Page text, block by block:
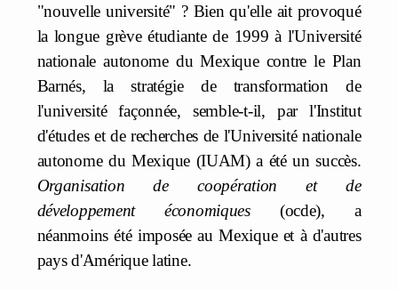
"nouvelle université" ? Bien qu'elle ait provoqué
la longue grève étudiante de 1999 à l'Université
nationale autonome du Mexique contre le Plan
Barnés, la stratégie de transformation de
l'université façonnée, semble-t-il, par l'Institut
d'études et de recherches de l'Université nationale
autonome du Mexique (IUAM) a été un succès.
Organisation de coopération et de
développement économiques (ocde), a
néanmoins été imposée au Mexique et à d'autres
pays d'Amérique latine.